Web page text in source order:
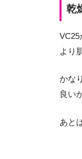
乾
より
かな
良い
あと